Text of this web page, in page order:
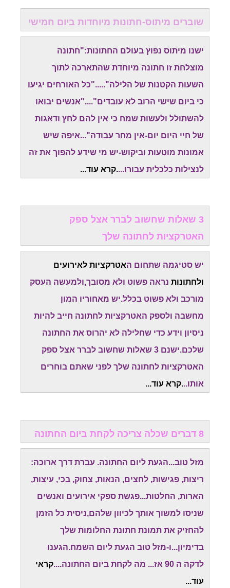
שוברים מיתוס-חתונות מיוחדות ביום חמישי
ישנו מיתוס נפוץ בעולם החתונות:"חתונה
מוצלחת זו חתונה מיוחדת שהתארכה לתוך
השעות הקטנות של הלילה"....."כל האורחים יגיעו
כי ביום שישי הרוב לא עובדים"...."אנשים יבואו
להשתולל ולעשות שמח כי אין להם לחץ ודאגות
של חיי היום יום-אין מחר עבודה"...איפה שיש
אמונות מוטעות וביקוש-יש מי שידע להפוך את זה
לנצילות כלכלית עבורו....קרא עוד...
3 שאלות שחשוב לברר אצל ספק
האטרקציות לחתונה שלך
יש סטיגמה שתחום האטרקציות לאירועים
ולחתונות נראה פשוט ולא מסובך,ולמעשה העסק
מורכב ולא פשוט בכלל.יש מאחוריו המון
מחשבה ולספק האטרקציות לחתונה חייב להיות
ניסיון וידע כדי שחלילה לא יהרוס את החתונה
שלכם.
ישנם 3 שאלות שחשוב לברר אצל ספק
האטרקציות לחתונה שלך לפני שאתם בוחרים
אותו...קרא עוד...
8 דברים שכלה צריכה לקחת ביום החתונה
מזל טוב...הגעת ליום החתונה. עברת דרך ארוכה:
ריצות, פגישות, לחצים, הנאות, צחוק, בכי, עיצות,
הארות, החלטות...פגשת ספקי אירועים ואנשים
שניסו למשוך אותך לכיוון שלהם,ניסית כל הזמן
להחזיק את תמונת חתונת החלומות שלך
בדימיון...ו-מזל טוב הגעת ליום השמח.הגענו
לדקה ה 90 אז... מה לקחת ביום החתונה....
קראי
עוד...